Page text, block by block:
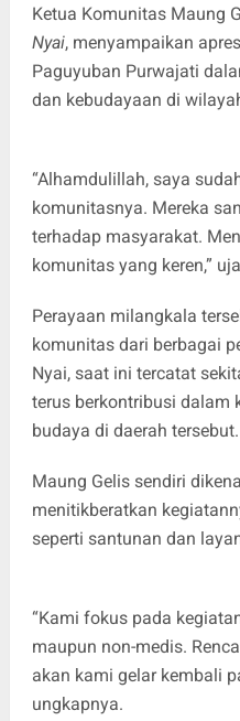
Ketua Komunitas Maung
Nyai, menyampaikan
Paguyuban Purwajati
dan kebudayaan di
“Alhamdulillah, saya
komunitasnya. Mereka
terhadap masyarakat.
komunitas yang keren,”
Perayaan milangkala
komunitas dari berbagai
Nyai, saat ini tercatat
terus berkontribusi dalam
budaya di daerah tersebut.
Maung Gelis sendiri
menitikberatkan
seperti santunan dan
“Kami fokus pada
maupun non-medis.
akan kami gelar kembali
ungkapnya.